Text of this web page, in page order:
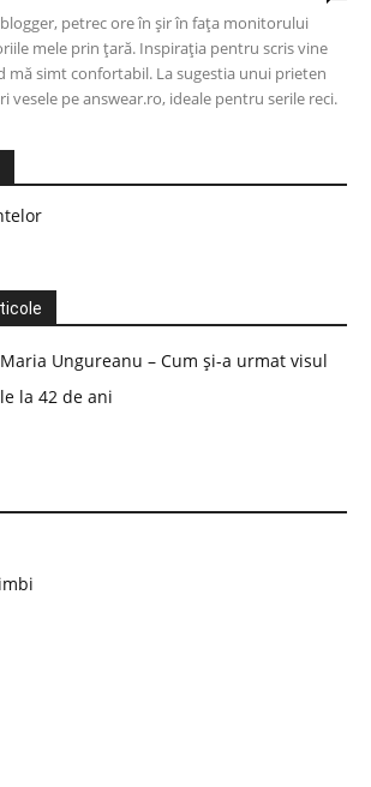
petrec ore în șir în fața monitorului
mele prin țară. Inspirația pentru scris vine
mă simt confortabil. La sugestia unui prieten
vesele pe answear.ro, ideale pentru serile reci.
Ungureanu – Cum și-a urmat visul
la 42 de ani